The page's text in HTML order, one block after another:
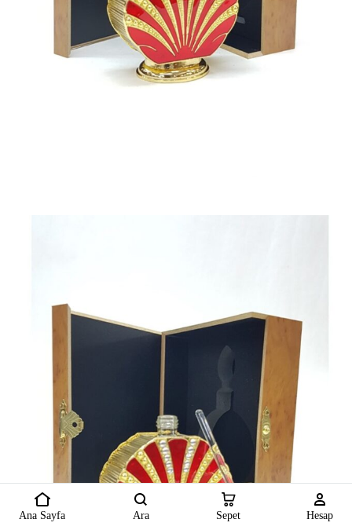
Ana Sayfa Ara Sepet Hesap